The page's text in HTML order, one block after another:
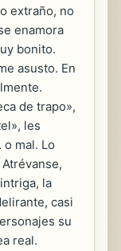
extraño, no
enamora
bonito.
asusto. En
de trapo»,
les
mal. Lo
la
casi
su
real.